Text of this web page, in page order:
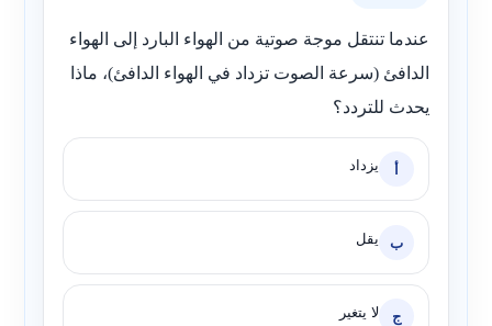
عندما تنتقل موجة صوتية من الهواء البارد إلى الهواء
الدافئ (سرعة الصوت تزداد في الهواء الدافئ)، ماذا
يحدث للتردد؟
أ يزداد
ب يقل
ج لا يتغير